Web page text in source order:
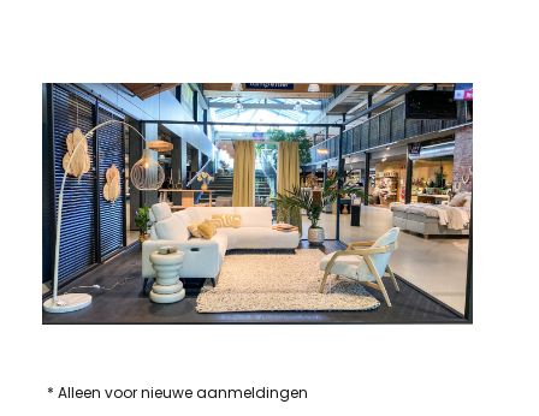
* Alleen voor nieuwe aanmeldingen